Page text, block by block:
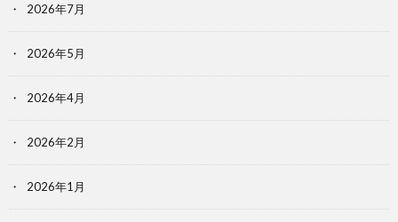
2026年7月
2026年5月
2026年4月
2026年2月
2026年1月